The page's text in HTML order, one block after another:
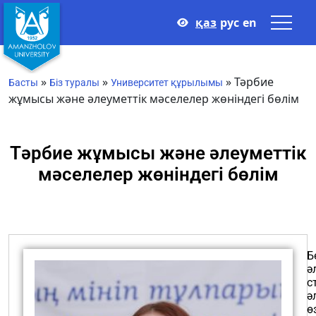
қаз рус en
Басты » Біз туралы » Университет құрылымы »Тәрбие
жұмысы және әлеуметтік мәселелер жөніндегі бөлім
Тәрбие жұмысы және әлеуметтік
мәселелер жөніндегі бөлім